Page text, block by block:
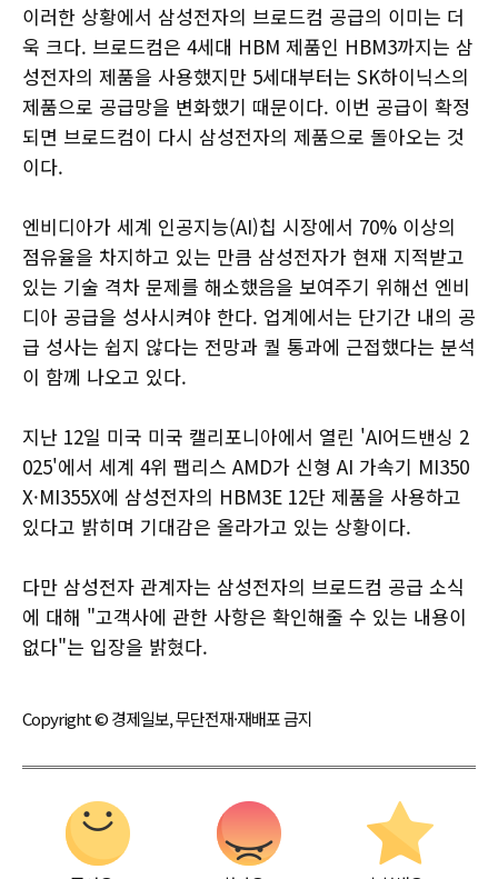
이러한 상황에서 삼성전자의 브로드컴 공급의 이미는 더
욱 크다. 브로드컴은 4세대 HBM 제품인 HBM3까지는 삼
성전자의 제품을 사용했지만 5세대부터는 SK하이닉스의
제품으로 공급망을 변화했기 때문이다. 이번 공급이 확정
되면 브로드컴이 다시 삼성전자의 제품으로 돌아오는 것
이다.
엔비디아가 세계 인공지능(AI)칩 시장에서 70% 이상의
점유율을 차지하고 있는 만큼 삼성전자가 현재 지적받고
있는 기술 격차 문제를 해소했음을 보여주기 위해선 엔비
디아 공급을 성사시켜야 한다. 업계에서는 단기간 내의 공
급 성사는 쉽지 않다는 전망과 퀄 통과에 근접했다는 분석
이 함께 나오고 있다.
지난 12일 미국 미국 캘리포니아에서 열린 'AI어드밴싱 2
025'에서 세계 4위 팹리스 AMD가 신형 AI 가속기 MI350
X·MI355X에 삼성전자의 HBM3E 12단 제품을 사용하고
있다고 밝히며 기대감은 올라가고 있는 상황이다.
다만 삼성전자 관계자는 삼성전자의 브로드컴 공급 소식
에 대해 "고객사에 관한 사항은 확인해줄 수 있는 내용이
없다"는 입장을 밝혔다.
Copyright © 경제일보, 무단전재·재배포 금지